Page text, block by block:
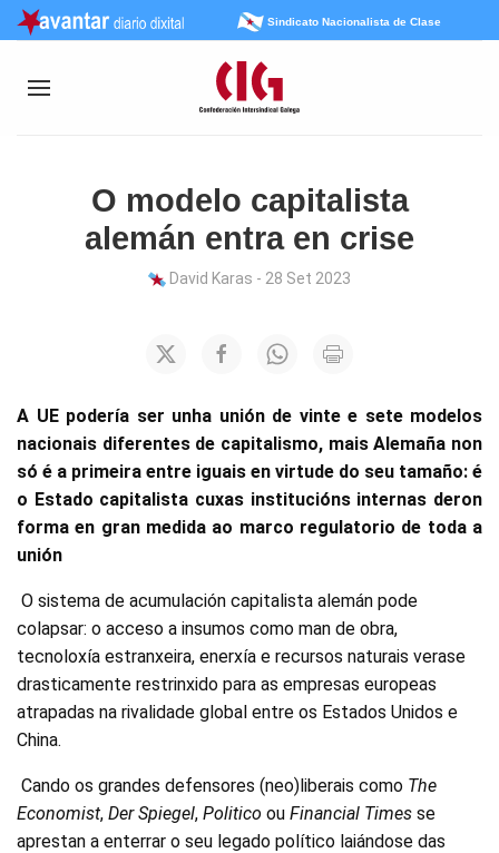
Sindicato Nacionalista de Clase
O modelo capitalista
alemán entra en crise
David Karas - 28 Set 2023
A UE podería ser unha unión de vinte e sete modelos
nacionais diferentes de capitalismo, mais Alemaña non
só é a primeira entre iguais en virtude do seu tamaño: é
o Estado capitalista cuxas institucións internas deron
forma en gran medida ao marco regulatorio de toda a
unión
O sistema de acumulación capitalista alemán pode
colapsar: o acceso a insumos como man de obra,
tecnoloxía estranxeira, enerxía e recursos naturais verase
drasticamente restrinxido para as empresas europeas
atrapadas na rivalidade global entre os Estados Unidos e
China.
Cando os grandes defensores (neo)liberais como The
Economist, Der Spiegel, Politico ou Financial Times se
aprestan a enterrar o seu legado político laiándose das